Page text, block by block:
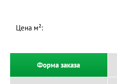
Цена м²:
Форма заказа